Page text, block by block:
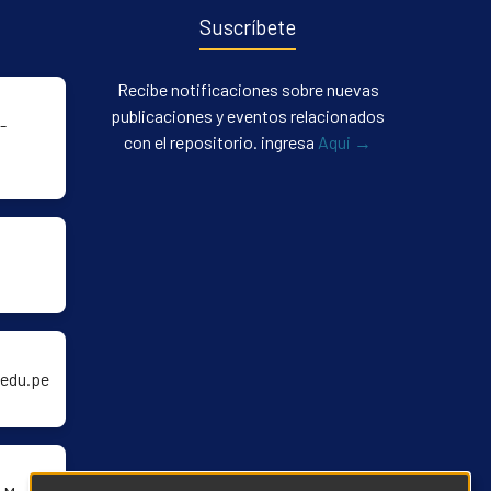
Suscríbete
Recibe notificaciones sobre nuevas
publicaciones y eventos relacionados
con el repositorio. ingresa Aqui →